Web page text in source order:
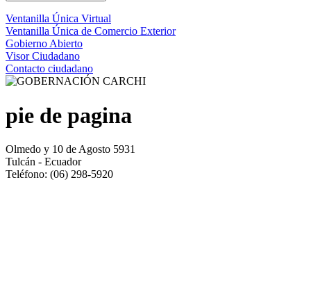
Ventanilla Única Virtual
Ventanilla Única de Comercio Exterior
Gobierno Abierto
Visor Ciudadano
Contacto ciudadano
pie de pagina
Olmedo y 10 de Agosto 5931
Tulcán - Ecuador
Teléfono: (06) 298-5920